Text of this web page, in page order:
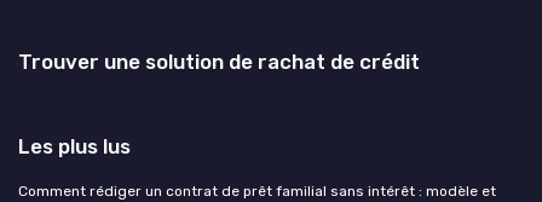
Trouver une solution de rachat de crédit
Les plus lus
Comment rédiger un contrat de prêt familial sans intérêt : modèle et